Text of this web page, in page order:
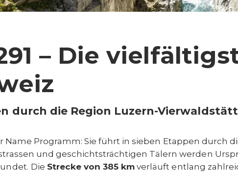
– Die
durch die Region Luzern-
Name Programm: Sie führt in sieben Etappen durch
und geschichtsträchtigen Tälern werden
Die Strecke von 385 km verläuft entlang